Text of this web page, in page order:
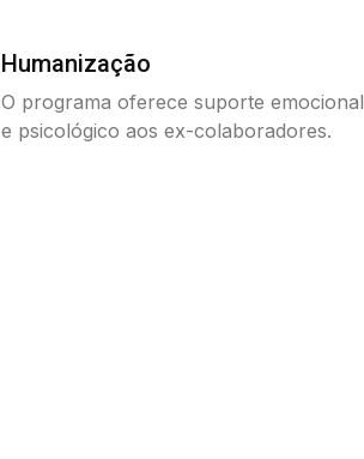
Humanização
O programa oferece suporte emocional
e psicológico aos ex-colaboradores.